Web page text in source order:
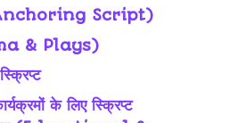
(Anchoring Script)
& Plays)
के लिए स्क्रिप्ट